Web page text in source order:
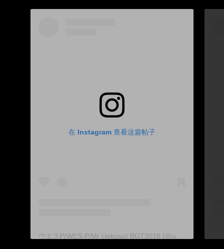
在 Instagram 查看这篇帖子
ウエスP(WES-P/Mr Uekusa) BGT2018 (@uespiiiiii) 分享的帖子